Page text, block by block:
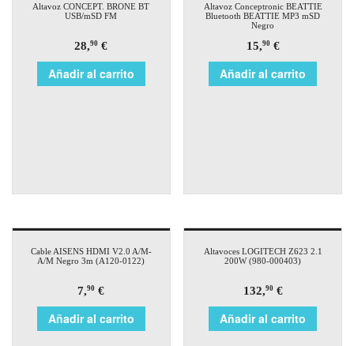
Altavoz CONCEPT. BRONE BT
USB/mSD FM
28,90 €
Añadir al carrito
Altavoz Conceptronic BEATTIE
Bluetooth BEATTIE MP3 mSD
Negro
15,90€
Añadir al carrito
Cable AISENS HDMI V2.0 A/M-
A/M Negro 3m (A120-0122)
7,90 €
Añadir al carrito
Altavoces LOGITECH Z623 2.1
200W (980-000403)
132,90€
Añadir al carrito